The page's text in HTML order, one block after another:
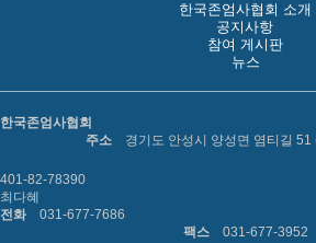
한국존엄사협회 소개
공지사항
참여 게시판
뉴스
한국존엄사협회
주소
경기도 안성시 양성면 염티길
401-82-78390
최다혜
전화
031-677-7686
팩스
031-677-3952